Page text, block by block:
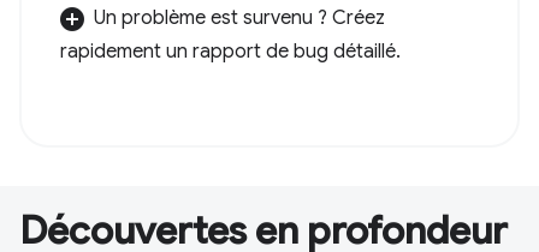
Un problème est survenu ? Créez
rapidement un rapport de bug détaillé.
Découvertes en profondeur